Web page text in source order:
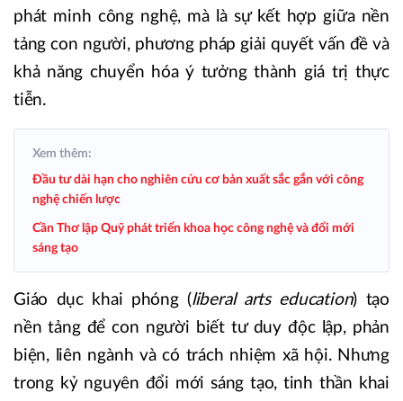
phát minh công nghệ, mà là sự kết hợp giữa nền
tảng con người, phương pháp giải quyết vấn đề và
khả năng chuyển hóa ý tưởng thành giá trị thực
tiễn.
Xem thêm:
Đầu tư dài hạn cho nghiên cứu cơ bản xuất sắc gắn với công
nghệ chiến lược
Cần Thơ lập Quỹ phát triển khoa học công nghệ và đổi mới
sáng tạo
Giáo dục khai phóng (liberal arts education) tạo
nền tảng để con người biết tư duy độc lập, phản
biện, liên ngành và có trách nhiệm xã hội. Nhưng
trong kỷ nguyên đổi mới sáng tạo, tinh thần khai